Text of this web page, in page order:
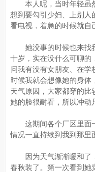
本人呢，当时年轻虽
想到要勾引少妇、上别人
看电视，着急的时候就自
她没事的时候也来找
十岁，实在没什么可聊的
问我有没有女朋友、在
时候我就会想像她的身体
天气原因，大家都穿的比
她的脸很耐看，所以冲动
这期间各个厂区里面
情况一直持续到我到那里
因为天气渐渐暖和了
春秋装了。第一次看到她